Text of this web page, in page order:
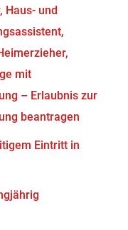
Haus- und
mit
– Erlaubnis zur
beantragen
Eintritt in